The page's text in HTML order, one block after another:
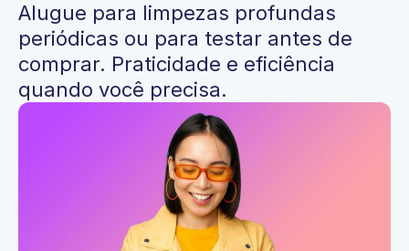
Alugue para limpezas profundas
periódicas ou para testar antes de
comprar. Praticidade e eficiência
quando você precisa.